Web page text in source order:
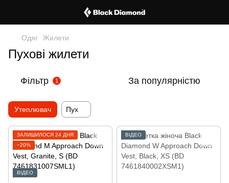
Одяг Жилети
Пухові жилети
Фільтр 1 За популярністю
Утеплювач Пух
ЗАЛИШИЛОСЯ 24 ДНЯ
−20%
ВІДЕО
ВІДЕО